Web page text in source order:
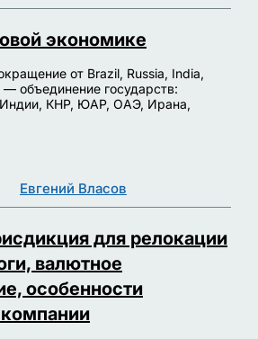
экономике
от Brazil, Russia, India,
объединение государств:
Индии, КНР, ЮАР, ОАЭ, Ирана,
Евгений Власов
для релокации
валютное
особенности